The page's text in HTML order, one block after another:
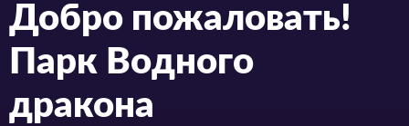
Добро пожаловать!
Парк Водного
дракона